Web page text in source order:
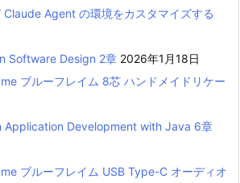
Agent の環境をカスタマイズする
Software Design 2章 2026年1月18日
ブルーフレイム 8芯 ハンドメイドリケー
Application Development with Java 6章
ブルーフレイム USB Type-C オーディオ